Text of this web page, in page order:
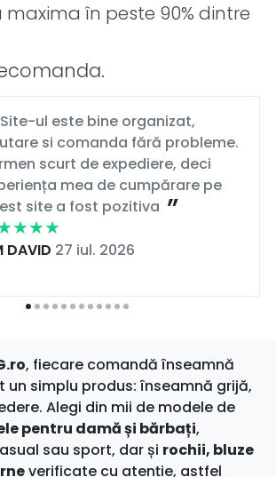
în peste 90% dintre
Site-ul este bine organizat,
si comanda fără probleme.
scurt de expediere, deci
mea de cumpărare pe
site a fost pozitiva
DAVID 27 iul. 2026
, fiecare comandă înseamnă
un simplu produs: înseamnă grijă,
Alegi din mii de modele de
pentru damă și bărbați,
sau sport, dar și rochii, bluze
verificate cu atenție, astfel